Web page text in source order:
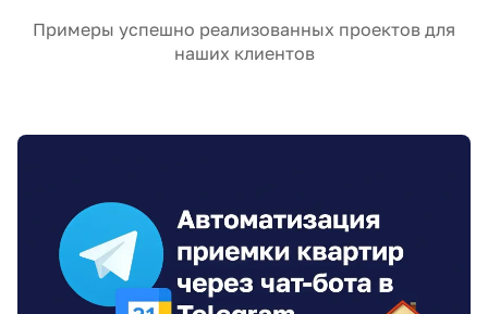
Примеры успешно реализованных проектов для
наших клиентов